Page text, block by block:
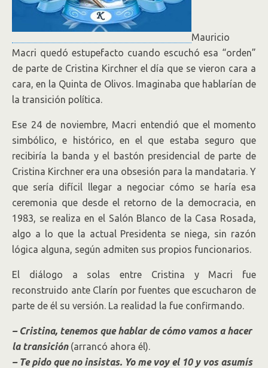
Mauricio
Macri quedó estupefacto cuando escuchó esa “orden”
de parte de Cristina Kirchner el día que se vieron cara a
cara, en la Quinta de Olivos. Imaginaba que hablarían de
la transición política.
Ese 24 de noviembre, Macri entendió que el momento
simbólico, e histórico, en el que estaba seguro que
recibiría la banda y el bastón presidencial de parte de
Cristina Kirchner era una obsesión para la mandataria. Y
que sería difícil llegar a negociar cómo se haría esa
ceremonia que desde el retorno de la democracia, en
1983, se realiza en el Salón Blanco de la Casa Rosada,
algo a lo que la actual Presidenta se niega, sin razón
lógica alguna, según admiten sus propios funcionarios.
El diálogo a solas entre Cristina y Macri fue
reconstruido ante Clarín por fuentes que escucharon de
parte de él su versión. La realidad la fue confirmando.
– Cristina, tenemos que hablar de cómo vamos a hacer
la transición (arrancó ahora él).
– Te pido que no insistas. Yo me voy el 10 y vos asumís